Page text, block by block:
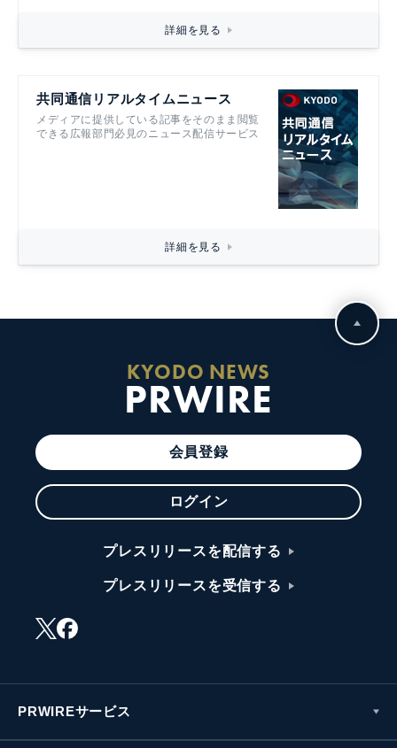
詳細を見る
共同通信リアルタイムニュース
メディアに提供している記事をそのまま閲覧
できる広報部門必見のニュース配信サービス
詳細を見る
KYODO NEWS
PRWIRE
会員登録
ログイン
プレスリリースを配信する
プレスリリースを受信する
PRWIREサービス